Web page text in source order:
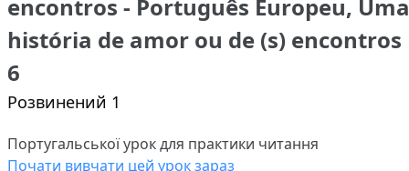
encontros - Português Europeu, Uma
história de amor ou de (s) encontros
6
Розвинений 1
Португальської урок для практики читання
Почати вивчати цей урок зараз